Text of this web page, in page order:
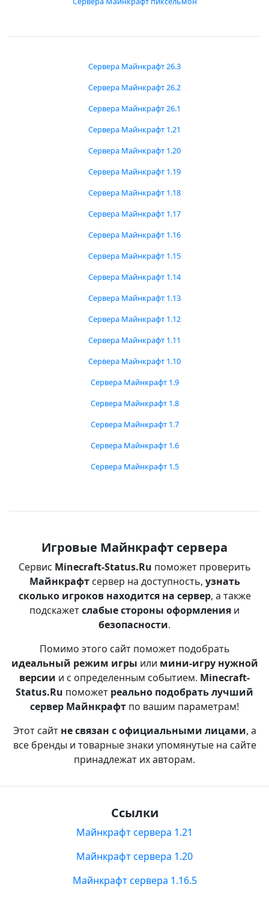
Сервера Майнкрафт 26.3
Сервера Майнкрафт 26.2
Сервера Майнкрафт 26.1
Сервера Майнкрафт 1.21
Сервера Майнкрафт 1.20
Сервера Майнкрафт 1.19
Сервера Майнкрафт 1.18
Сервера Майнкрафт 1.17
Сервера Майнкрафт 1.16
Сервера Майнкрафт 1.15
Сервера Майнкрафт 1.14
Сервера Майнкрафт 1.13
Сервера Майнкрафт 1.12
Сервера Майнкрафт 1.11
Сервера Майнкрафт 1.10
Сервера Майнкрафт 1.9
Сервера Майнкрафт 1.8
Сервера Майнкрафт 1.7
Сервера Майнкрафт 1.6
Сервера Майнкрафт 1.5
Игровые Майнкрафт сервера
Сервис Minecraft-Status.Ru поможет проверить
Майнкрафтсервер на доступность, узнать
сколько игроков находится на сервер, а также
подскажетслабые стороны оформления и
безопасности.
Помимо этого сайт поможет подобрать
идеальный режим игры или мини-игру нужной
версии и с определенным событием. Minecraft-
Status.Ru поможет реально подобрать лучший
сервер Майнкрафт по вашим параметрам!
Этот сайт не связан с официальными лицами, а
все бренды и товарные знаки упомянутые на сайте
принадлежат их авторам.
Ссылки
Майнкрафт сервера 1.21
Майнкрафт сервера 1.20
Майнкрафт сервера 1.16.5